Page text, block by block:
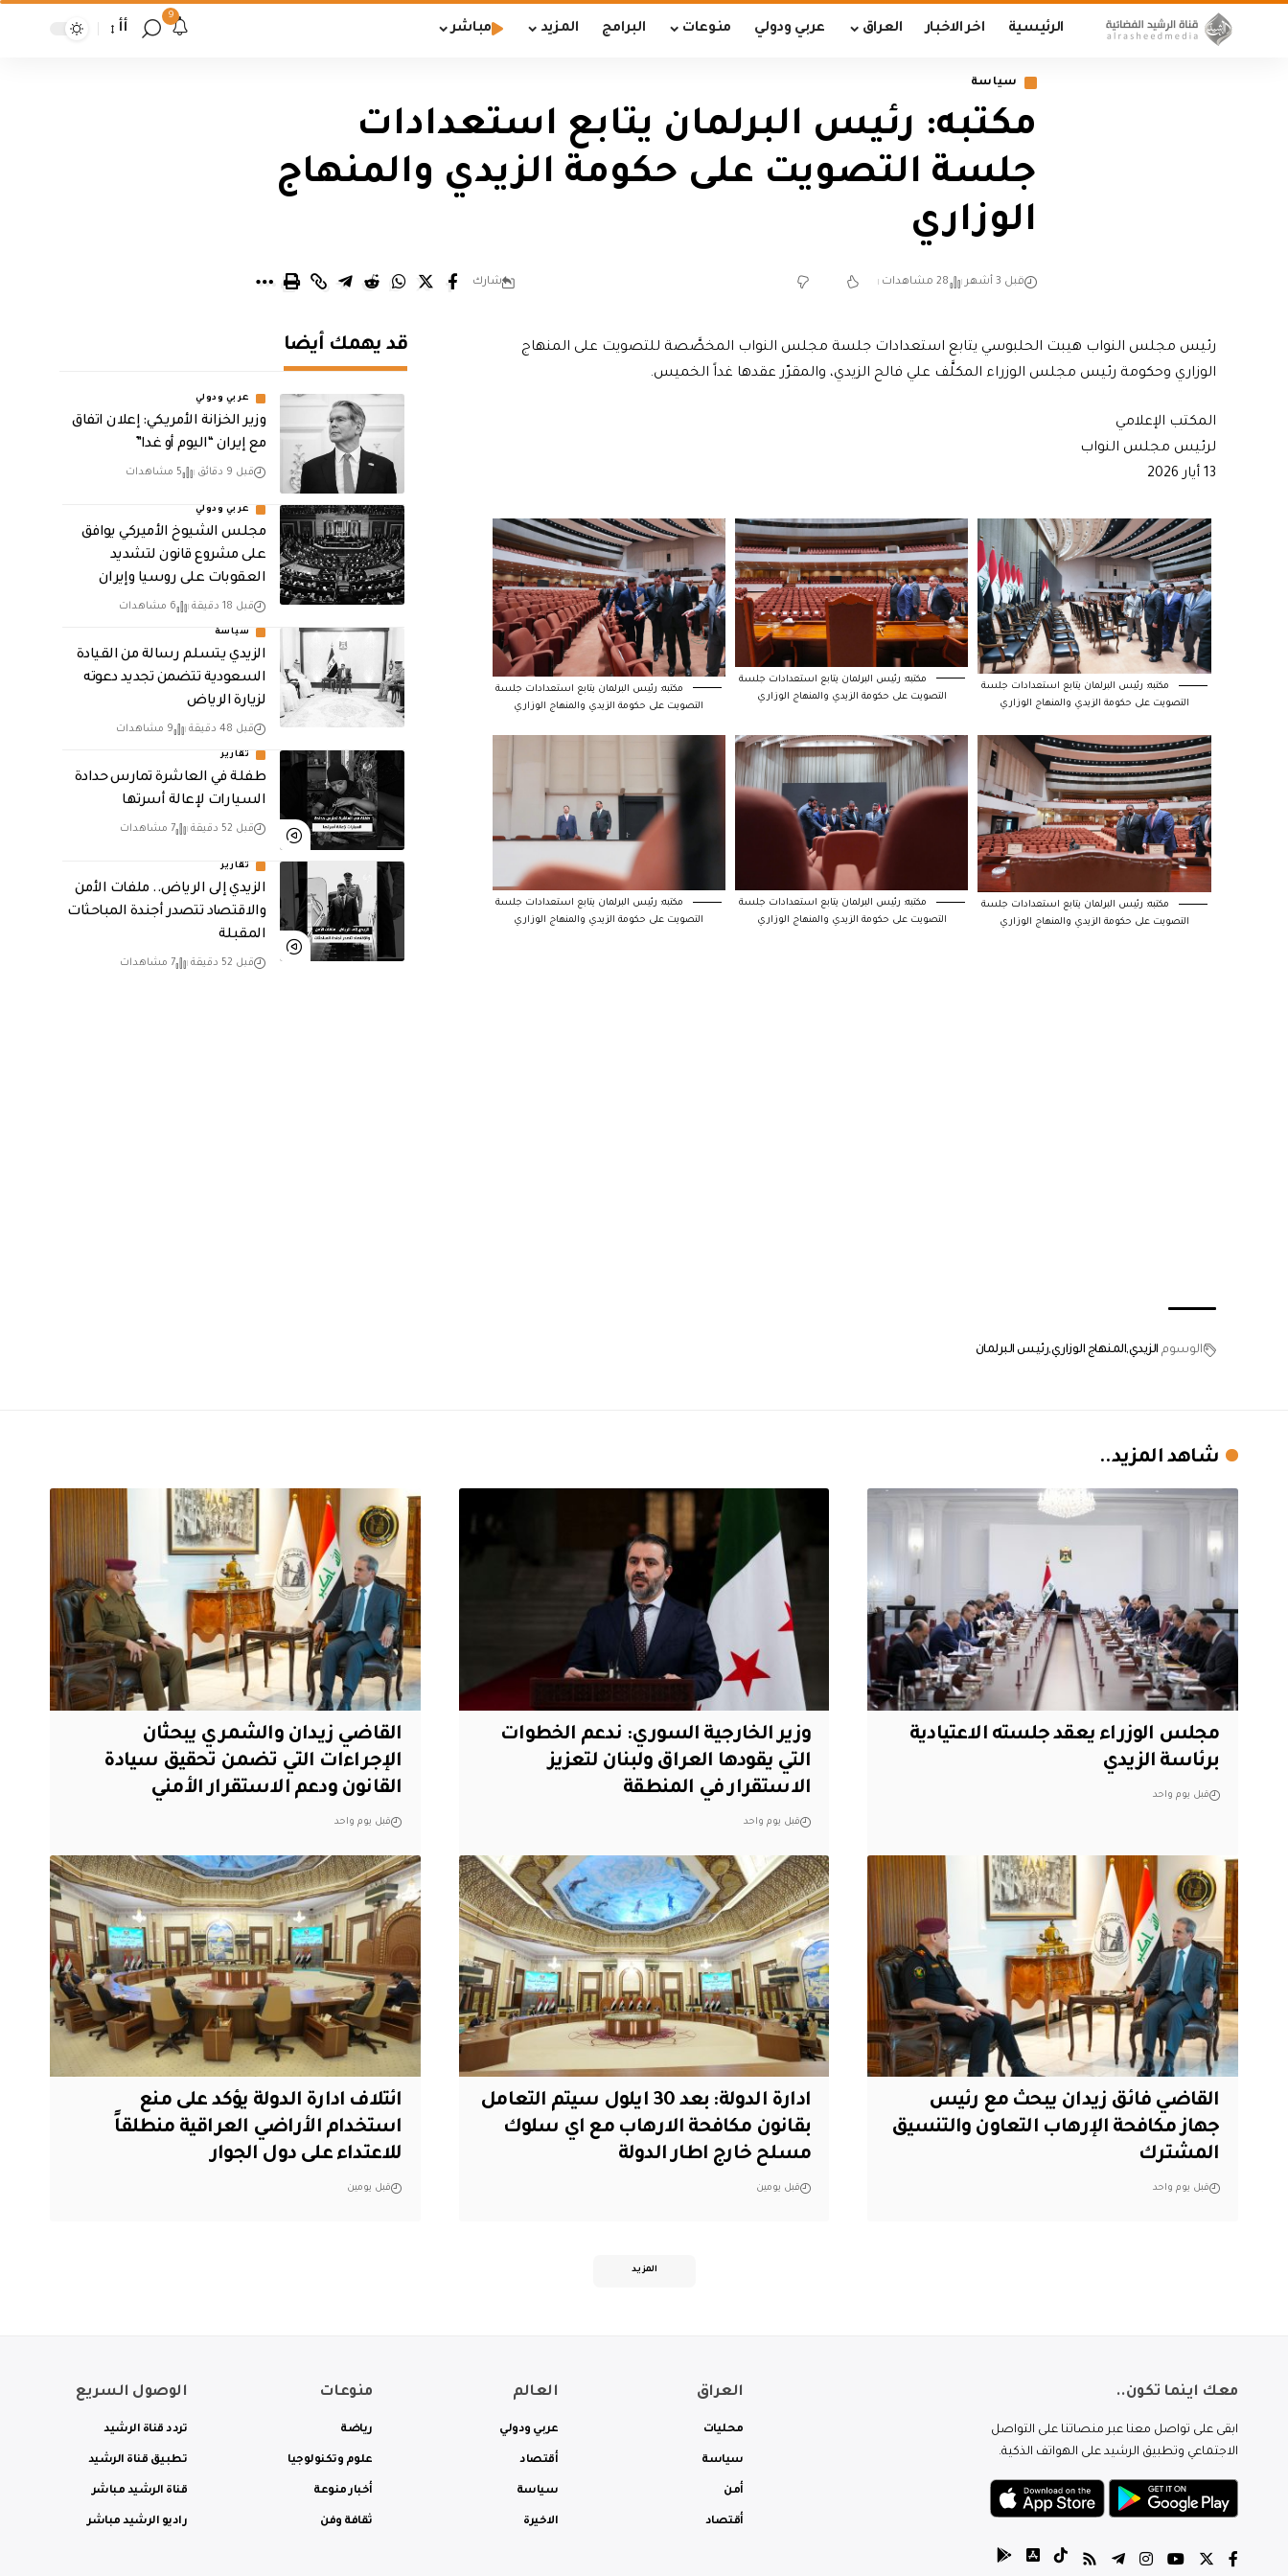
الرئيسية اخر الاخبار العراق عربي ودولي منوعات البرامج المزيد مباشر
9
أأ
سياسة
مكتبه: رئيس البرلمان يتابع استعدادات
جلسة التصويت على حكومة الزيدي والمنهاج
الوزاري
قبل 3 أشهر 28 مشاهدات شارك
رئيس مجلس النواب هيبت الحلبوسي يتابع استعدادات جلسة مجلس النواب المخصَّصة للتصويت على المنهاج
الوزاري وحكومة رئيس مجلس الوزراء المكلَّف علي فالح الزيدي، والمقرّر عقدها غداً الخميس.
المكتب الإعلامي
لرئيس مجلس النواب
13 أيار 2026
مكتبه: رئيس البرلمان يتابع استعدادات جلسة
التصويت على حكومة الزيدي والمنهاج الوزاري
مكتبه: رئيس البرلمان يتابع استعدادات جلسة
التصويت على حكومة الزيدي والمنهاج الوزاري
مكتبه: رئيس البرلمان يتابع استعدادات جلسة
التصويت على حكومة الزيدي والمنهاج الوزاري
مكتبه: رئيس البرلمان يتابع استعدادات جلسة
التصويت على حكومة الزيدي والمنهاج الوزاري
مكتبه: رئيس البرلمان يتابع استعدادات جلسة
التصويت على حكومة الزيدي والمنهاج الوزاري
مكتبه: رئيس البرلمان يتابع استعدادات جلسة
التصويت على حكومة الزيدي والمنهاج الوزاري
الوسوم الزيدي المنهاج الوزاري رئيس البرلمان
قد يهمك أيضا
عربي ودولي
وزير الخزانة الأمريكي: إعلان اتفاق
مع إيران “اليوم أو غدا”
قبل 9 دقائق 5 مشاهدات
عربي ودولي
مجلس الشيوخ الأميركي يوافق
على مشروع قانون لتشديد
العقوبات على روسيا وإيران
قبل 18 دقيقة 6 مشاهدات
سياسة
الزيدي يتسلم رسالة من القيادة
السعودية تتضمن تجديد دعوته
لزيارة الرياض
قبل 48 دقيقة 9 مشاهدات
تقارير
طفلة في العاشرة تمارس حدادة
السيارات لإعالة أسرتها
قبل 52 دقيقة 7 مشاهدات
تقارير
الزيدي إلى الرياض.. ملفات الأمن
والاقتصاد تتصدر أجندة المباحثات
المقبلة
قبل 52 دقيقة 7 مشاهدات
شاهد المزيد..
مجلس الوزراء يعقد جلسته الاعتيادية
برئاسة الزيدي
قبل يوم واحد
وزير الخارجية السوري: ندعم الخطوات
التي يقودها العراق ولبنان لتعزيز
الاستقرار في المنطقة
قبل يوم واحد
القاضي زيدان والشمري يبحثان
الإجراءات التي تضمن تحقيق سيادة
القانون ودعم الاستقرار الأمني
قبل يوم واحد
القاضي فائق زيدان يبحث مع رئيس
جهاز مكافحة الإرهاب التعاون والتنسيق
المشترك
قبل يوم واحد
ادارة الدولة: بعد 30 ايلول سيتم التعامل
بقانون مكافحة الارهاب مع اي سلوك
مسلح خارج اطار الدولة
قبل يومين
ائتلاف ادارة الدولة يؤكد على منع
استخدام الأراضي العراقية منطلقاً
للاعتداء على دول الجوار
قبل يومين
المزيد
معك اينما تكون..
ابقى على تواصل معنا عبر منصاتنا على التواصل
الاجتماعي وتطبيق الرشيد على الهواتف الذكية.
العراق
محليات
سياسة
أمن
أقتصاد
العالم
عربي ودولي
أقتصاد
سياسة
الاخيرة
منوعات
رياضة
علوم وتكنولوجيا
أخبار منوعة
ثقافة وفن
الوصول السريع
تردد قناة الرشيد
تطبيق قناة الرشيد
قناة الرشيد مباشر
راديو الرشيد مباشر